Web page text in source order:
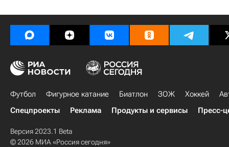
Футбол Фигурное катание Биатлон ЗОЖ Хоккей
Спецпроекты
Реклама Продукты и сервисы Пресс-
Версия 2023.1 Beta
© 2026 МИА «Россия сегодня»